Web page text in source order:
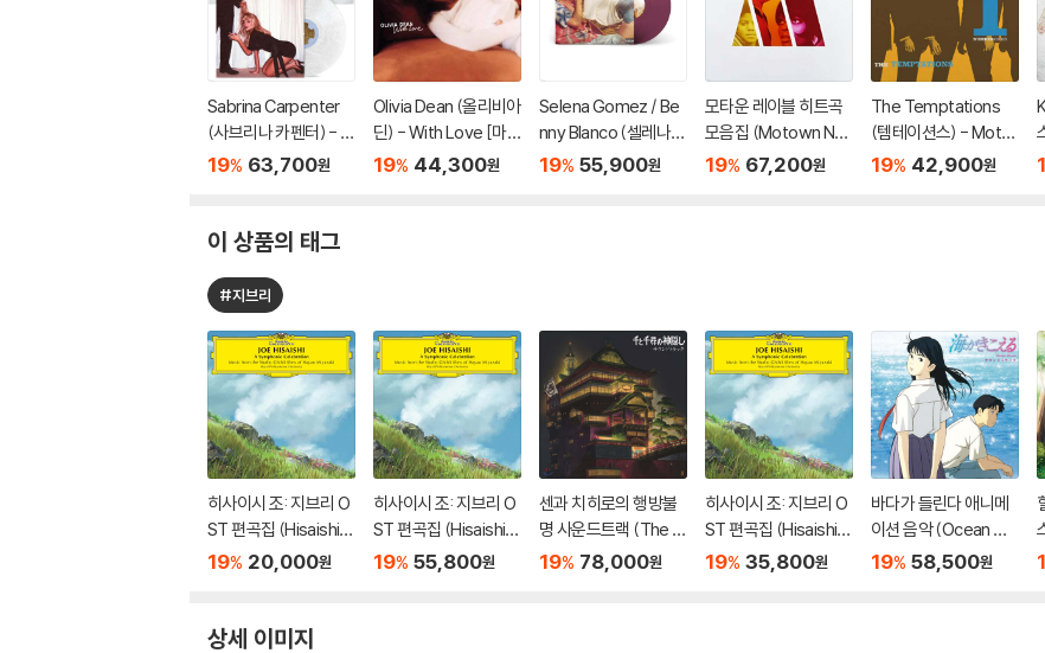
Sabrina Carpenter
(사브리나 카펜터) - M
an's Best Friend [컬
19% 63,700원
Olivia Dean (올리비아
딘) - With Love [마
젠타 컬러 10인치 Viny
19% 44,300원
Selena Gomez / Be
nny Blanco (셀레나
고메즈 / 베니 블랑코)
19% 55,900원
모타운 레이블 히트곡
모음집 (Motown Nu
mber 1's) [골드 컬러
19% 67,200원
The Temptations
(템테이션스) - Moto
wn Number 1's [블루
19% 42,900원
이 상품의 태그
#지브리
히사이시 조: 지브리 O
ST 편곡집 (Hisaishi J
oe: Symphonic Cele
19% 20,000원
히사이시 조: 지브리 O
ST 편곡집 (Hisaishi J
oe: Symphonic Cele
19% 55,800원
센과 치히로의 행방불
명 사운드트랙 (The S
piriting Away Of Sen
19% 78,000원
히사이시 조: 지브리 O
ST 편곡집 (Hisaishi J
oe: Symphonic Cele
19% 35,800원
바다가 들린다 애니메
이션 음악 (Ocean Wa
ves Soundtrack) [L
19% 58,500원
상세 이미지